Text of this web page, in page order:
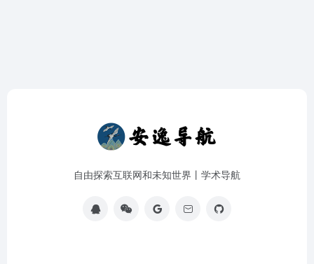
自由探索互联网和未知世界丨学术导航